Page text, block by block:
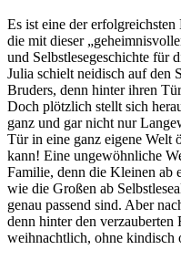
Es ist eine der
die mit dieser
und Selbstlesegeschichte für
Julia schielt neidisch auf den
Bruders, denn hinter ihren
Doch plötzlich stellt sich
ganz und gar nicht nur
Tür in eine ganz eigene Welt
kann! Eine ungewöhnliche
Familie, denn die Kleinen ab
wie die Großen ab
genau passend sind. Aber
denn hinter den verzauberten
weihnachtlich, ohne kindisch